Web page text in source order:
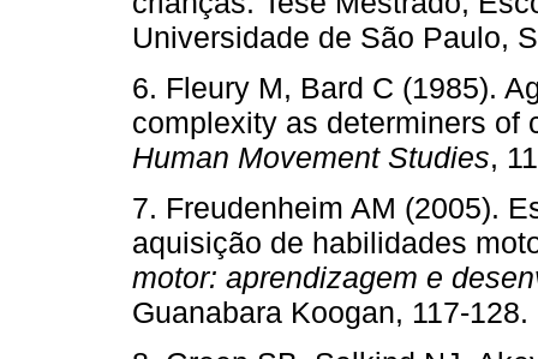
Universidade de São
6. Fleury M, Bard C (1985).
complexity as determiners
Human Movement Studies,
7. Freudenheim AM (2005).
aquisição de habilidades
motor: aprendizagem e
Guanabara Koogan, 117-